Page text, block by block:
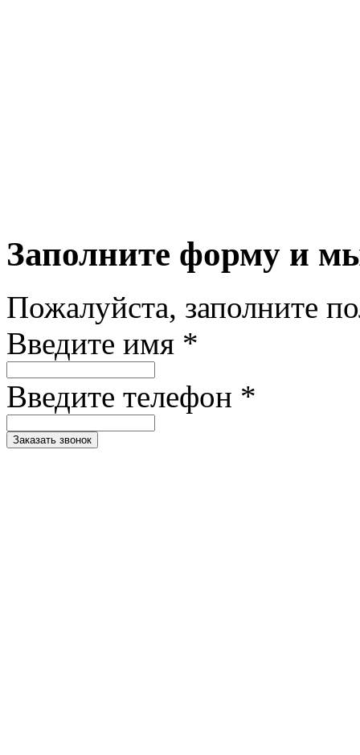
Заполните форму и
Пожалуйста, заполните
Введите имя *
Введите телефон *